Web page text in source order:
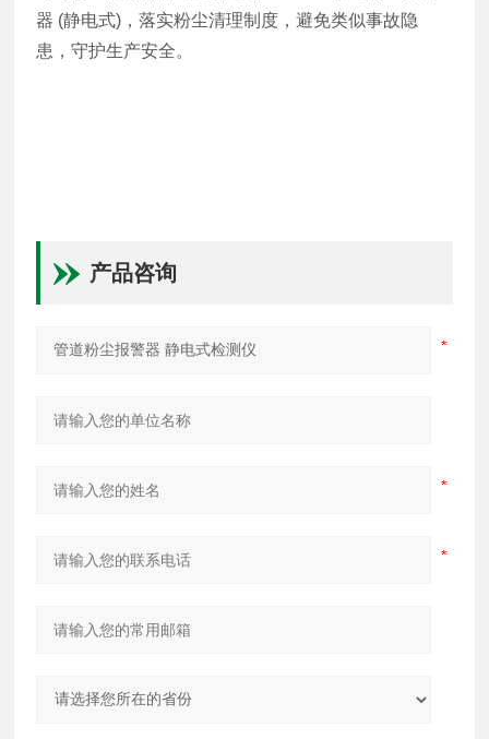
器 (静电式)，落实粉尘清理制度，避免类似事故隐
患，守护生产安全。
产品咨询